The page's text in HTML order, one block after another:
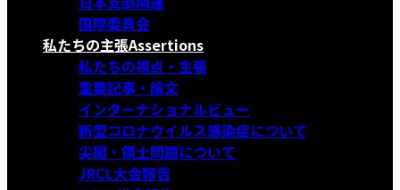
国際委員会
私たちの主張Assertions
私たちの視点・主張
重要記事・論文
インターナショナルビュー
新型コロナウイルス感染症について
尖閣・領土問題について
JRCL大会報告